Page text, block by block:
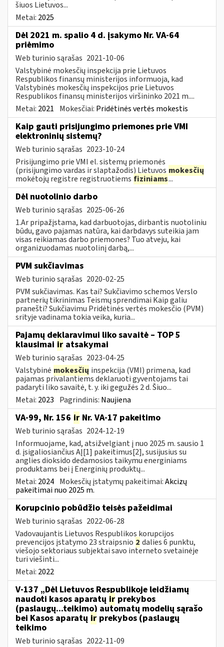
šiuos Lietuvos...
Metai: 2025
Dėl 2021 m. spalio 4 d. įsakymo Nr. VA-64
priėmimo
Web turinio sąrašas 2021-10-06
Valstybinė mokesčių inspekcija prie Lietuvos
Respublikos finansų ministerijos informuoja, kad
Valstybinės mokesčių inspekcijos prie Lietuvos
Respublikos finansų ministerijos viršininko 2021 m....
Metai: 2021 Mokesčiai: Pridėtinės vertės mokestis
Kaip gauti prisijungimo priemones prie VMI
elektroninių sistemų?
Web turinio sąrašas 2023-10-24
Prisijungimo prie VMI el. sistemų priemonės
(prisijungimo vardas ir slaptažodis) Lietuvos mokesčių
mokėtojų registre registruotiems fiziniams...
Dėl nuotolinio darbo
Web turinio sąrašas 2025-06-26
1.Ar pripažįstama, kad darbuotojas, dirbantis nuotoliniu
būdu, gavo pajamas natūra, kai darbdavys suteikia jam
visas reikiamas darbo priemones? Tuo atveju, kai
organizuodamas nuotolinį darbą,...
PVM sukčiavimas
Web turinio sąrašas 2020-02-25
PVM sukčiavimas. Kas tai? Sukčiavimo schemos Verslo
partnerių tikrinimas Teismų sprendimai Kaip galiu
pranešti? Sukčiavimu Pridėtinės vertės mokesčio (PVM)
srityje vadinama tokia veika, kuria...
Pajamų deklaravimui liko savaitė – TOP 5
klausimai ir atsakymai
Web turinio sąrašas 2023-04-25
Valstybinė mokesčių inspekcija (VMI) primena, kad
pajamas privalantiems deklaruoti gyventojams tai
padaryti liko savaitė, t. y. iki gegužės 2 d. Šiuo...
Metai: 2023 Pagrindinis: Naujiena
VA-99, Nr. 156 ir Nr. VA-17 pakeitimo
Web turinio sąrašas 2024-12-19
Informuojame, kad, atsižvelgiant į nuo 2025 m. sausio 1
d. įsigaliosiančius AĮ[1] pakeitimus[2], susijusius su
anglies dioksido dedamosios taikymu energiniams
produktams bei į Energinių produktų...
Metai: 2024 Mokesčių įstatymų pakeitimai:Akcizų
pakeitimai nuo 2025 m.
Korupcinio pobūdžio teisės pažeidimai
Web turinio sąrašas 2022-06-28
Vadovaujantis Lietuvos Respublikos korupcijos
prevencijos įstatymo 23 straipsnio 2 dalies 6 punktu,
viešojo sektoriaus subjektai savo interneto svetainėje
turi viešinti...
Metai: 2022
V-137 „Dėl Lietuvos Respublikoje leidžiamų
naudoti kasos aparatų ir prekybos
(paslaugų...teikimo) automatų modelių sąrašo
bei Kasos aparatų ir prekybos (paslaugų
teikimo
Web turinio sąrašas 2022-11-09